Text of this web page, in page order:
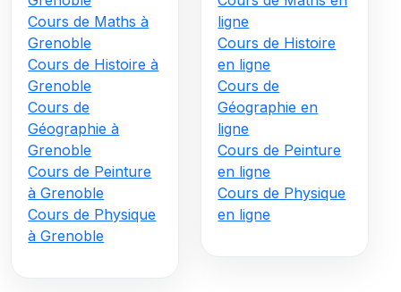
Cours de Maths à
Grenoble
Cours de Histoire à
Grenoble
Cours de
Géographie à
Grenoble
Cours de Peinture
à Grenoble
Cours de Physique
à Grenoble
ligne
Cours de Histoire
en ligne
Cours de
Géographie en
ligne
Cours de Peinture
en ligne
Cours de Physique
en ligne